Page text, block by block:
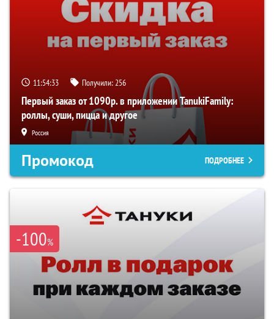
11:54:33 Получили:256
Первый заказ от 1090р. в приложении TanukiFamily:
роллы, суши, пицца и другое
Россия
Промокод ПОДРОБНЕЕ
-100%